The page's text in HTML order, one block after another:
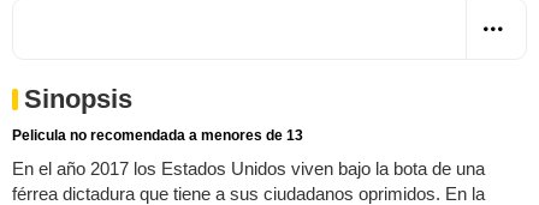
Sinopsis
Pelicula no recomendada a menores de 13
En el año 2017 los Estados Unidos viven bajo la bota de una
férrea dictadura que tiene a sus ciudadanos oprimidos. En la